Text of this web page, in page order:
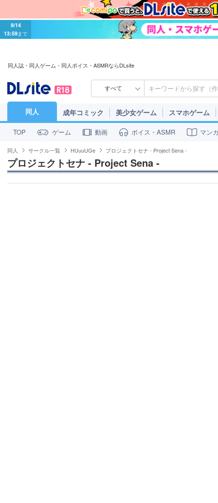
9/14
13:59まで
同人誌・同人ゲーム・同人ボイス・ASMRならDLsite
すべて
同人 成年コミック 美少女ゲーム スマホゲーム
TOP ゲーム 動画 ボイス・ASMR マン
同人 サークル一覧 HUuuUGe プロジェクトセナ - Project Sena -
プロジェクトセナ - Project Sena -